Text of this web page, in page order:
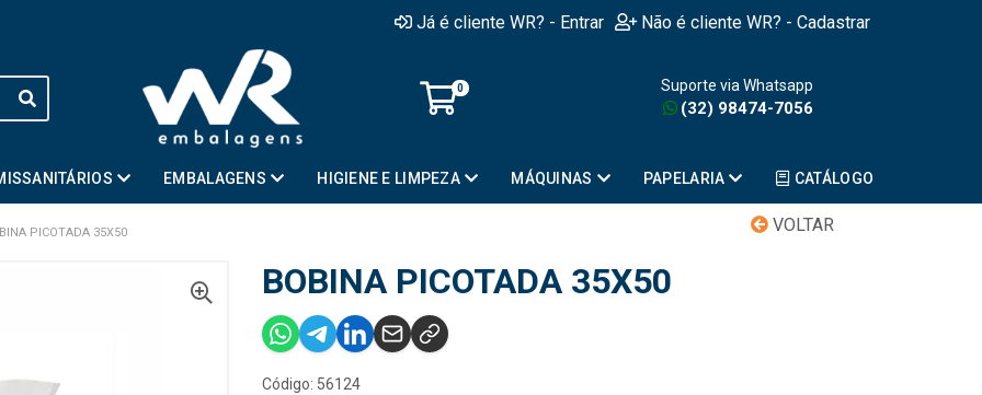
Já é cliente WR? - Entrar Não é cliente WR? - Cadastrar
0 Suporte via Whatsapp
(32) 98474-7056
EMBALAGENS HIGIENE E LIMPEZA MÁQUINAS PAPELARIA CATÁLOGO
VOLTAR
PICOTADA 35X50
BOBINA PICOTADA 35X50
Código: 56124